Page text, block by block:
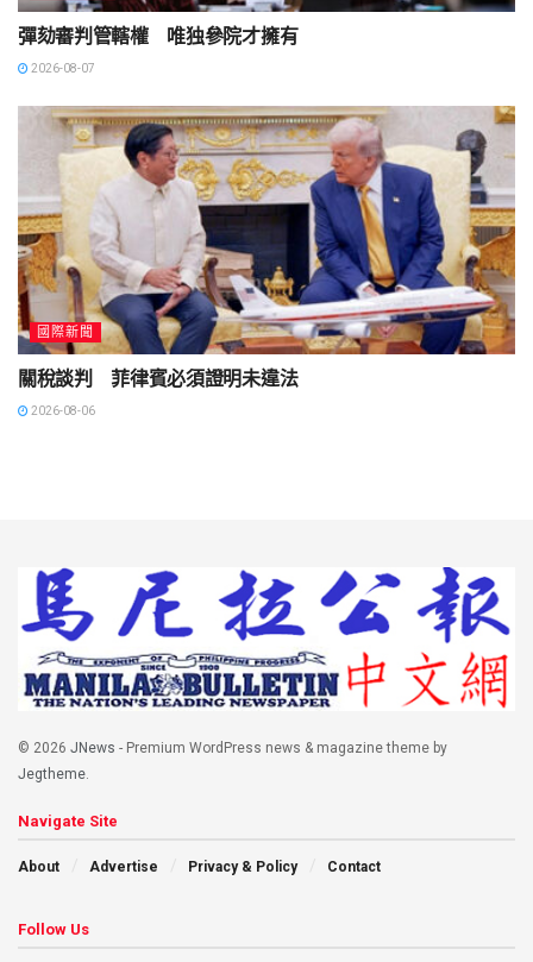
彈劾審判管轄權 唯独參院才擁有
2026-08-07
國際新聞
關稅談判 菲律賓必須證明未違法
2026-08-06
© 2026 JNews - Premium WordPress news & magazine theme by
Jegtheme.
Navigate Site
About Advertise Privacy & Policy Contact
Follow Us